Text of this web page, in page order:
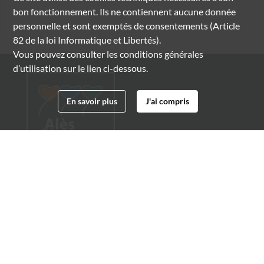
bon fonctionnement. Ils ne contiennent aucune donnée
personnelle et sont exemptés de consentements (Article
82 de la loi Informatique et Libertés).
Vous pouvez consulter les conditions générales
d’utilisation sur le lien ci-dessous.
En savoir plus J'ai compris